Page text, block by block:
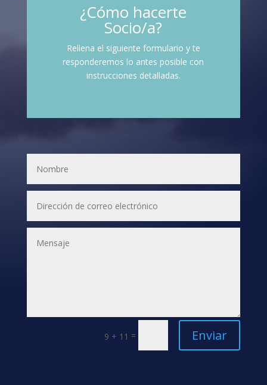
¿Cómo hacerte
Socio/a?
Rellena el siguiente formulario y te
responderemos lo antes posible con
instrucciones detalladas.
9 + 11 = Enviar